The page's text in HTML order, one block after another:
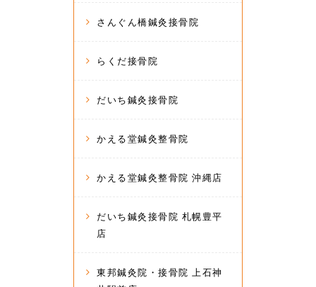
さんぐん橋鍼灸接骨院
らくだ接骨院
だいち鍼灸接骨院
かえる堂鍼灸整骨院
かえる堂鍼灸整骨院 沖縄店
だいち鍼灸接骨院 札幌豊平
店
東邦鍼灸院・接骨院 上石神